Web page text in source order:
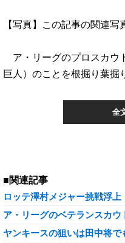
【写真】この記事の関連写
ア・リーグのプロスカウ
巨人）のことを根掘り葉
全
■関連記事
ロッテ澤村メジャー挑戦浮
ア・リーグのベテランスカ
ヤンキースの狙いは田中将